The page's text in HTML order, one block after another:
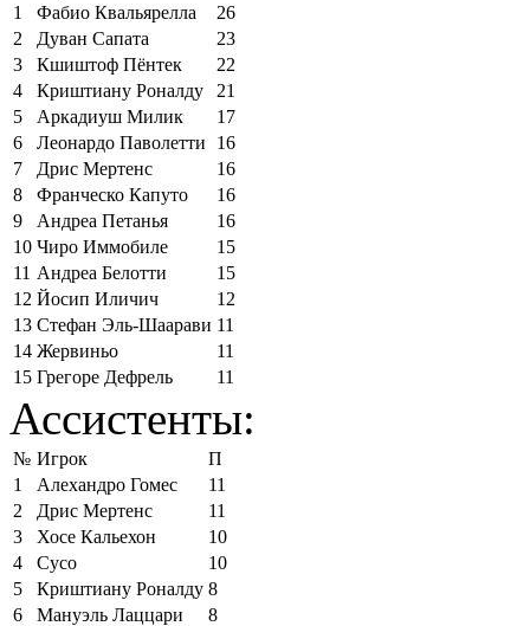
1
Фабио Квальярелла
26
2
Дуван Сапата
23
3
Кшиштоф Пёнтек
22
4
Криштиану Роналду
21
5
Аркадиуш Милик
17
6
Леонардо Паволетти
16
7
Дрис Мертенс
16
8
Франческо Капуто
16
9
Андреа Петанья
16
10 Чиро Иммобиле
15
11 Андреа Белотти
15
12 Йосип Иличич
12
13 Стефан Эль-Шаарави 11
14 Жервиньо
11
15 Грегоре Дефрель 11
Ассистенты:
№ Игрок
П
1
Алехандро Гомес
11
2
Дрис Мертенс
11
3
Хосе Кальехон
10
4
Сусо
10
5
Криштиану Роналду 8
6
Мануэль Лаццари
8